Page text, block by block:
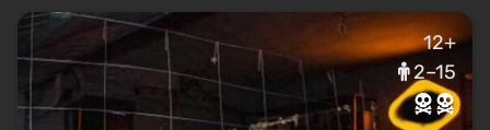
12+
2–15